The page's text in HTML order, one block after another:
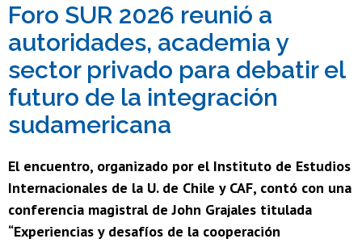
Académicas/os
Funcionarias/os
Egresadas/os
Foro SUR 2026 reunió a
autoridades, academia y
sector privado para debatir el
futuro de la integración
sudamericana
El encuentro, organizado por el Instituto de Estudios
Internacionales de la U. de Chile y CAF, contó con una
conferencia magistral de John Grajales titulada
“Experiencias y desafíos de la cooperación